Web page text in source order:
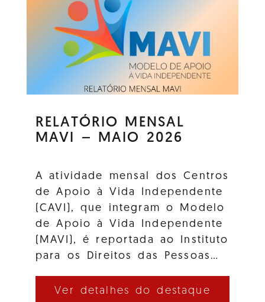
RELATÓRIO MENSAL
MAVI – MAIO 2026
A atividade mensal dos Centros
de Apoio à Vida Independente
(CAVI), que integram o Modelo
de Apoio à Vida Independente
(MAVI), é reportada ao Instituto
para os Direitos das Pessoas…
Ver detalhes do destaque